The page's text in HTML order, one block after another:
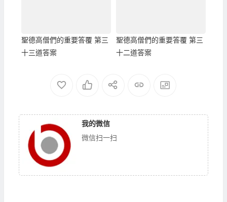
聖德高僧們的重要答覆 第三
十三道答案
聖德高僧們的重要答覆 第三
十二道答案
我的微信
微信扫一扫